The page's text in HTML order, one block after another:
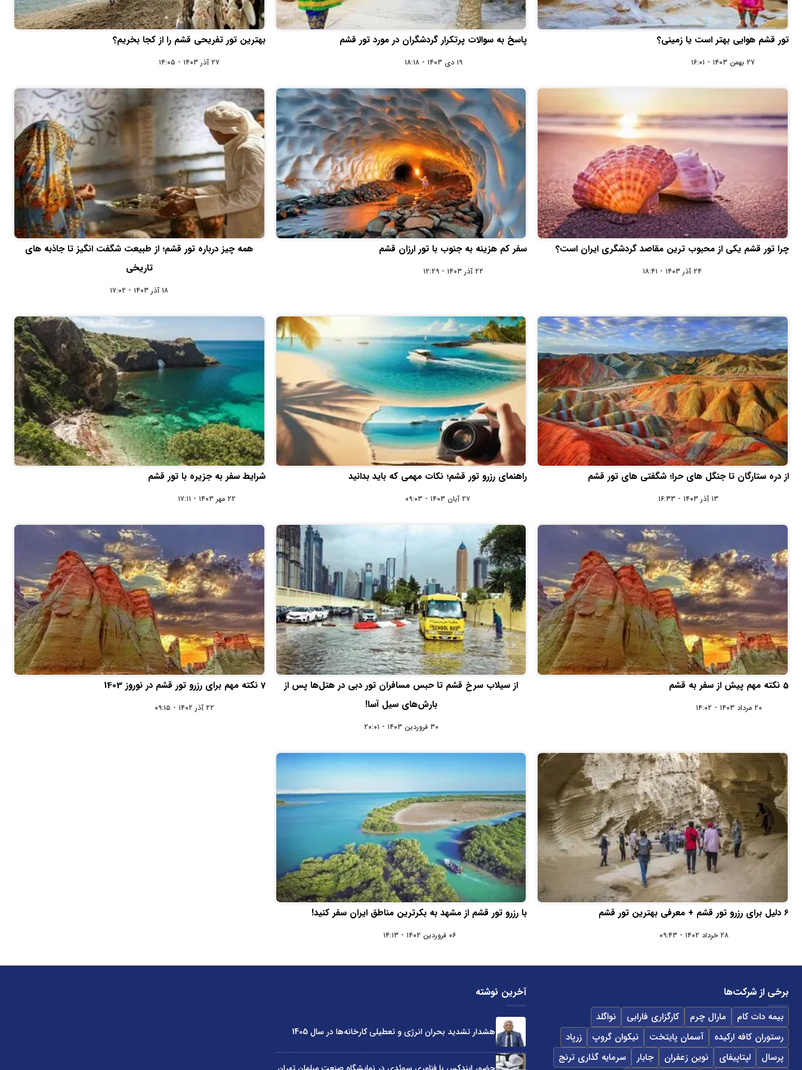
تور قشم هوایی بهتر است یا زمینی؟
۲۷ بهمن ۱۴۰۳ - ۱۶:۰۱
پاسخ به سوالات پرتکرار گردشگران در مورد تور قشم
۱۹ دی ۱۴۰۳ - ۱۸:۱۸
بهترین تور تفریحی قشم را از کجا بخریم؟
۲۷ آذر ۱۴۰۳ - ۱۴:۰۵
چرا تور قشم یکی از محبوب‌ ترین مقاصد گردشگری ایران است؟
۲۴ آذر ۱۴۰۳ - ۱۸:۴۱
سفر کم هزینه به جنوب با تور ارزان قشم
۲۲ آذر ۱۴۰۳ - ۱۲:۲۹
همه چیز درباره تور قشم؛ از طبیعت شگفت‌ انگیز تا جاذبه‌ های
تاریخی
۱۸ آذر ۱۴۰۳ - ۱۷:۰۲
از دره ستارگان تا جنگل‌ های حرا؛ شگفتی‌ های تور قشم
۱۳ آذر ۱۴۰۳ - ۱۶:۳۳
راهنمای رزرو تور قشم؛ نکات مهمی که باید بدانید
۲۷ آبان ۱۴۰۳ - ۰۹:۰۳
شرایط سفر به جزیره با تور قشم
۲۲ مهر ۱۴۰۳ - ۱۷:۱۱
5 نکته مهم پیش از سفر به قشم
۲۰ مرداد ۱۴۰۳ - ۱۴:۰۲
از سیلاب سرخ قشم تا حبس مسافران تور دبی در هتل‌ها پس از
بارش‌های سیل آسا!
۳۰ فروردین ۱۴۰۳ - ۲۰:۰۱
7 نکته مهم برای رزرو تور قشم در نوروز 1403
۲۲ آذر ۱۴۰۲ - ۰۹:۱۵
6 دلیل برای رزرو تور قشم + معرفی بهترین تور قشم
۲۸ خرداد ۱۴۰۲ - ۰۹:۴۳
با رزرو تور قشم از مشهد به بکرترین مناطق ایران سفر کنید!
۰۶ فروردین ۱۴۰۲ - ۱۴:۱۳
برخی از شرکت‌ها
بیمه دات کام مارال چرم کارگزاری فارابی
نواگلد
رستوران کافه ارکیده
آسمان پایتخت نیکوان گروپ
زرپاد
پرسال
لپتاپیفای نوین زعفران جابار سرمایه گذاری ترنج
آخرین نوشته
هشدار تشدید بحران انرژی و تعطیلی کارخانه‌ها در سال 1405